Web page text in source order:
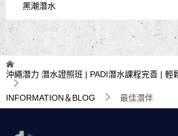
黑潮潛水
沖繩潛力 潛水證照班 | PADI潛水課程完善 | 輕
INFORMATION＆BLOG 最佳潛伴